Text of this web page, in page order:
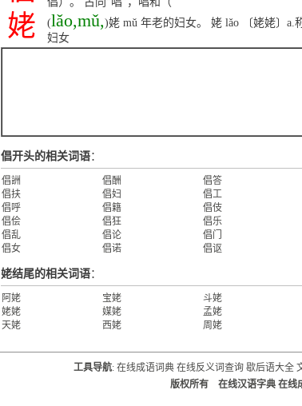
姥 (lǎo,mǔ,)姥 mǔ 年老的妇女。 姥 lǎo 〔姥姥〕
妇女
倡开头的相关词语：
倡詶 倡酬 倡答
倡扶
倡妇 倡工
倡呼
倡籍 倡伎
倡侩
倡狂 倡乐
倡乱
倡论 倡门
倡女
倡诺 倡讴
姥结尾的相关词语：
阿姥 宝姥 斗姥
姥姥
媒姥 孟姥
天姥
西姥 周姥
工具导航: 在线成语词典 在线反义词查询 歇后语大全
版权所有 在线汉语字典 在线